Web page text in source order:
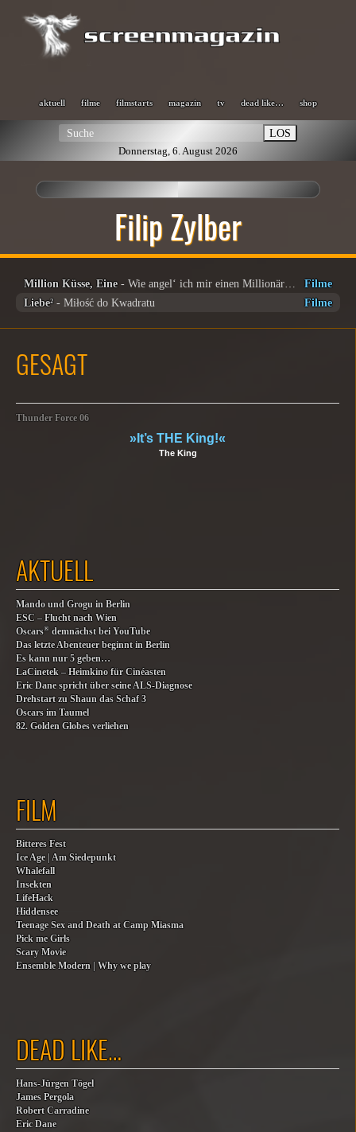
aktuell filme filmstarts magazin tv dead like… shop
LOS
Donnerstag, 6. August 2026
Filip Zylber
Million Küsse, Eine
Filme
Liebe²- Miłość do Kwadratu Filme
GESAGT
Thunder Force 06
»It’s THE King!«
The King
AKTUELL
Mando und Grogu in Berlin
ESC – Flucht nach Wien
Oscars® demnächst bei YouTube
Das letzte Abenteuer beginnt in Berlin
Es kann nur 5 geben…
LaCinetek – Heimkino für Cinéasten
Eric Dane spricht über seine ALS-Diagnose
Drehstart zu Shaun das Schaf 3
Oscars im Taumel
82. Golden Globes verliehen
FILM
Bitteres Fest
Ice Age | Am Siedepunkt
Whalefall
Insekten
LifeHack
Hiddensee
Teenage Sex and Death at Camp Miasma
Pick me Girls
Scary Movie
Ensemble Modern | Why we play
DEAD LIKE…
Hans-Jürgen Tögel
James Pergola
Robert Carradine
Eric Dane